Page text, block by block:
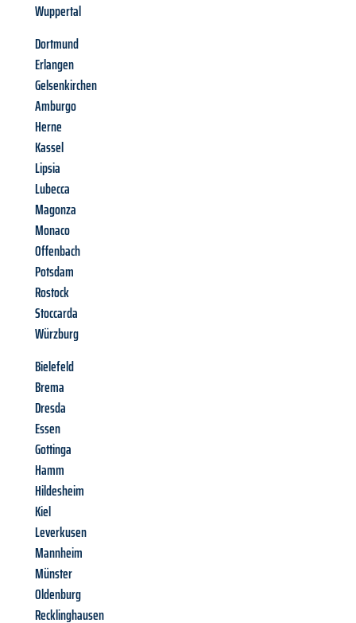
Wuppertal
Dortmund
Erlangen
Gelsenkirchen
Amburgo
Herne
Kassel
Lipsia
Lubecca
Magonza
Monaco
Offenbach
Potsdam
Rostock
Stoccarda
Würzburg
Bielefeld
Brema
Dresda
Essen
Gottinga
Hamm
Hildesheim
Kiel
Leverkusen
Mannheim
Münster
Oldenburg
Recklinghausen